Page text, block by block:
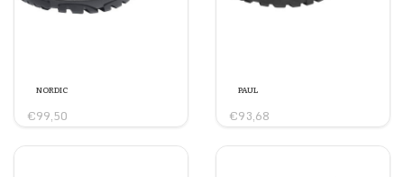
NORDIC
€99,50
PAUL
€93,68